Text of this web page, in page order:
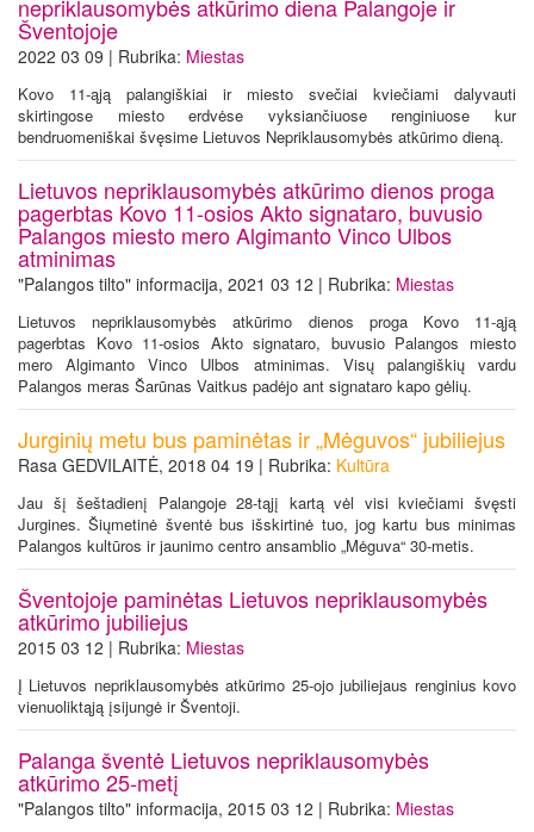
nepriklausomybės atkūrimo diena Palangoje ir
Šventojoje
2022 03 09 | Rubrika: Miestas
Kovo 11-ąją palangiškiai ir miesto svečiai kviečiami dalyvauti
skirtingose miesto erdvėse vyksiančiuose renginiuose kur
bendruomeniškai švęsime Lietuvos Nepriklausomybės atkūrimo dieną.
Lietuvos nepriklausomybės atkūrimo dienos proga
pagerbtas Kovo 11-osios Akto signataro, buvusio
Palangos miesto mero Algimanto Vinco Ulbos
atminimas
"Palangos tilto" informacija, 2021 03 12 | Rubrika: Miestas
Lietuvos nepriklausomybės atkūrimo dienos proga Kovo 11-ąją
pagerbtas Kovo 11-osios Akto signataro, buvusio Palangos miesto
mero Algimanto Vinco Ulbos atminimas. Visų palangiškių vardu
Palangos meras Šarūnas Vaitkus padėjo ant signataro kapo gėlių.
Jurginių metu bus paminėtas ir „Mėguvos“ jubiliejus
Rasa GEDVILAITĖ, 2018 04 19 | Rubrika: Kultūra
Jau šį šeštadienį Palangoje 28-tąjį kartą vėl visi kviečiami švęsti
Jurgines. Šiųmetinė šventė bus išskirtinė tuo, jog kartu bus minimas
Palangos kultūros ir jaunimo centro ansamblio „Mėguva“ 30-metis.
Šventojoje paminėtas Lietuvos nepriklausomybės
atkūrimo jubiliejus
2015 03 12 | Rubrika: Miestas
Į Lietuvos nepriklausomybės atkūrimo 25-ojo jubiliejaus renginius kovo
vienuoliktąją įsijungė ir Šventoji.
Palanga šventė Lietuvos nepriklausomybės
atkūrimo 25-metį
"Palangos tilto" informacija, 2015 03 12 | Rubrika: Miestas